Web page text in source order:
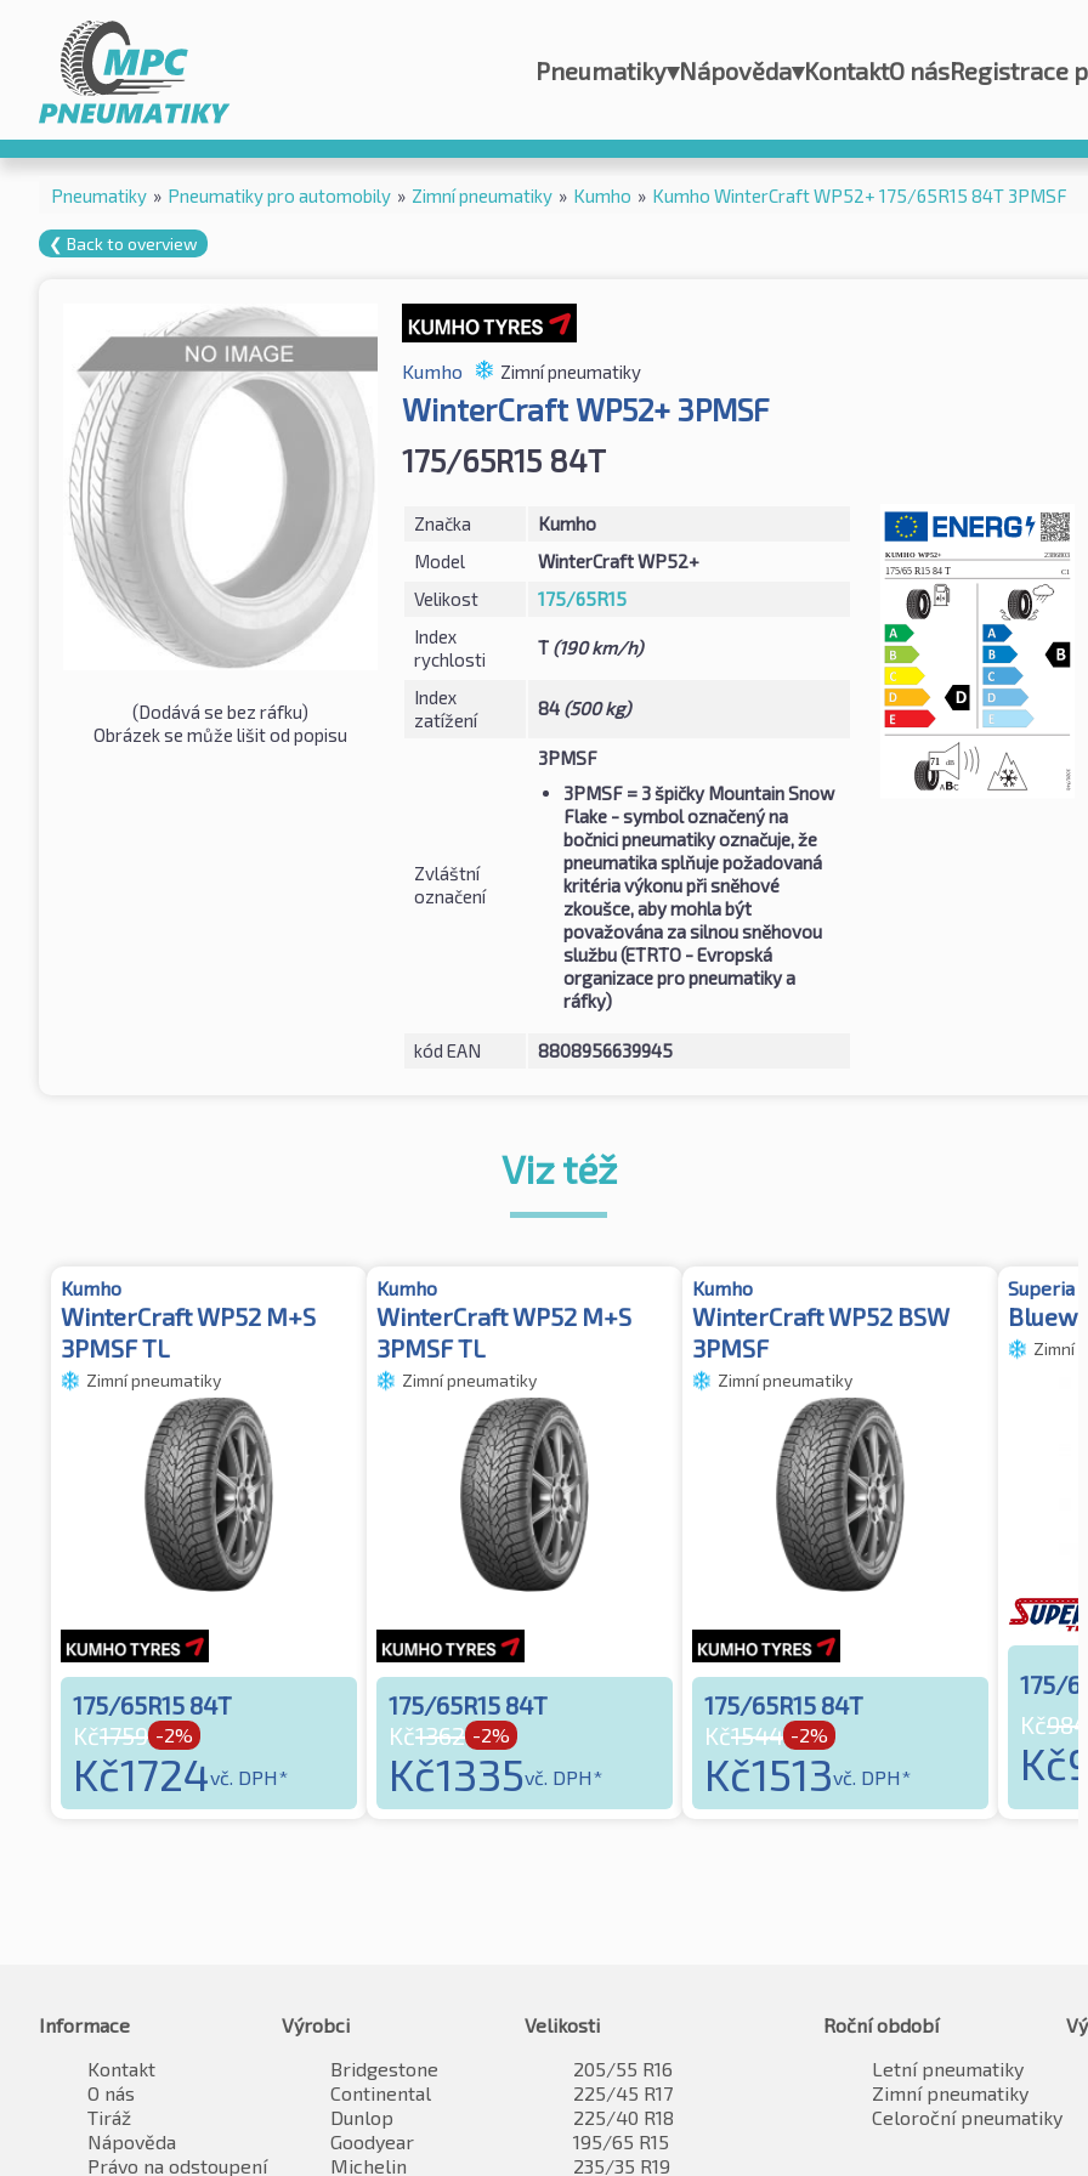
Pneumatiky▾Nápověda▾KontaktO násRegistrace
Pneumatiky » Pneumatiky pro automobily » Zimní pneumatiky » Kumho » Kumho WinterCraft WP52+ 175/65R15 84T 3PMSF
❮ Back to overview
(Dodává se bez ráfku)
Obrázek se může lišit od popisu
Kumho Zimní pneumatiky
WinterCraft WP52+ 3PMSF
175/65R15 84T
Značka
Kumho
Model
WinterCraft WP52+
Velikost
175/65R15
Index
rychlosti
T (190 km/h)
Index
zatížení
84 (500 kg)
Zvláštní
označení
3PMSF
3PMSF= 3 špičky Mountain Snow
Flake - symbol označený na
bočnici pneumatiky označuje, že
pneumatika splňuje požadovaná
kritéria výkonu při sněhové
zkoušce, aby mohla být
považována za silnou sněhovou
službu (ETRTO - Evropská
organizace pro pneumatiky a
ráfky)
kód EAN 8808956639945
Viz též
Kumho
WinterCraft WP52 M+S
3PMSF TL
Zimní pneumatiky
175/65R15 84T
Kč1759 -2%
Kč1724vč. DPH*
Kumho
WinterCraft WP52 M+S
3PMSF TL
Zimní pneumatiky
175/65R15 84T
Kč1362 -2%
Kč1335vč. DPH*
Kumho
WinterCraft WP52 BSW
3PMSF
Zimní pneumatiky
175/65R15 84T
Kč1544 -2%
Kč1513vč. DPH*
Superia
Zimní
175/
Kč984
Kč
Informace
Kontakt
O nás
Tiráž
Nápověda
Právo na odstoupení
Výrobci
Bridgestone
Continental
Dunlop
Goodyear
Michelin
Velikosti
205/55 R16
225/45 R17
225/40 R18
195/65 R15
235/35 R19
Roční období
Letní pneumatiky
Zimní pneumatiky
Celoroční pneumatiky